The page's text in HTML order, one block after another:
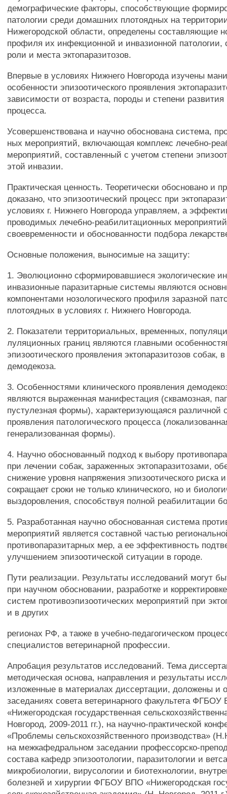
демографические факторы, способствующие
патологии среди домашних плотоядных на
Нижегородской области, определены составляющие
профиля их инфекционной и инвазионной патологии,
роли и места эктопаразитозов.
Впервые в условиях Нижнего Новгорода изучены
особенности эпизоотического проявления
зависимости от возраста, породы и степени развития
процесса.
Усовершенствована и научно обоснована система,
ных мероприятий, включающая комплекс лечебно-
мероприятий, составленный с учетом степени
этой инвазии.
Практическая ценность. Теоретически обосновано и
доказано, что эпизоотический процесс при
условиях г. Нижнего Новгорода управляем, а
проводимых лечебно-реабилитационных
своевременности и обоснованности подбора
Основные положения, выносимые на защиту:
1. Эволюционно сформировавшиеся экологические
инвазионные паразитарные системы являются
компонентами нозологического профиля заразной
плотоядных в условиях г. Нижнего Новгорода.
2. Показатели территориальных, временных,
луляционных границ являются главными
эпизоотического проявления эктопаразитозов собак,
демодекоза.
3. Особенностями клинического проявления
являются выраженная манифестация (сквамозная,
пустулезная формы), характеризующаяся различной
проявления патологического процесса
генерализованная формы).
4. Научно обоснованный подход к выбору
при лечении собак, зараженных эктопаразитозами,
снижение уровня напряжения эпизоотического риска
сокращает сроки не только клинического, но и
выздоровления, способствуя полной реабилитации
5. Разработанная научно обоснованная система
мероприятий является составной частью
противопаразитарных мер, а ее эффективность
улучшением эпизоотической ситуации в городе.
Пути реализации. Результаты исследований могут
при научном обосновании, разработке и
систем противоэпизоотических мероприятий при
и в других
регионах РФ, а также в учебно-педагогическом
специалистов ветеринарной профессии.
Апробация результатов исследований. Тема
методическая основа, направления и результаты
изложенные в материалах диссертации, доложены и
заседаниях совета ветеринарного факультета
«Нижегородская государственная
Новгород, 2009-2011 гг.), на научно-практической
«Проблемы сельскохозяйственного производства»
на межкафедральном заседании профессорско-
состава кафедр эпизоотологии, паразитологии и
микробиологии, вирусологии и биотехнологии,
болезней и хирургии ФГБОУ ВПО «Нижегородская